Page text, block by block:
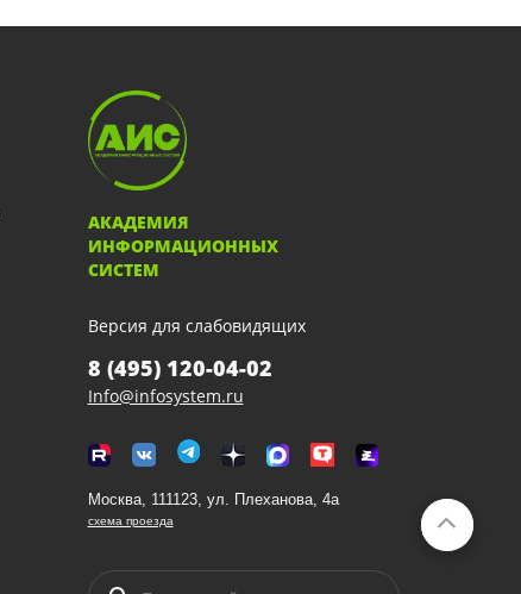
АКАДЕМИЯ
ИНФОРМАЦИОННЫХ
СИСТЕМ
Версия для слабовидящих
8 (495) 120-04-02
Info@infosystem.ru
Москва, 111123, ул. Плеханова, 4а
схема проезда